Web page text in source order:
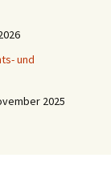
und
2025